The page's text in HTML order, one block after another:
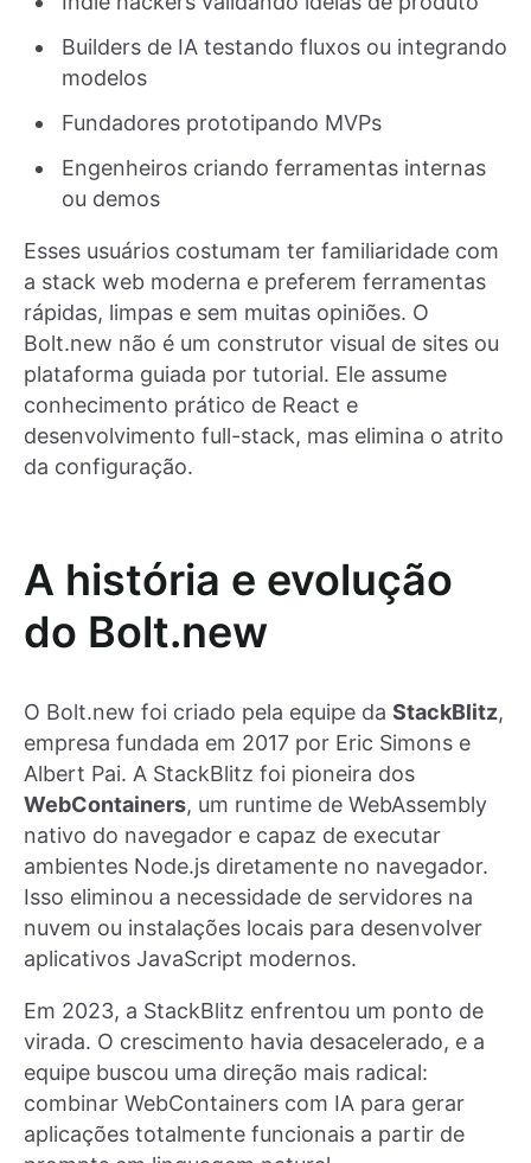
Builders de IA testando fluxos ou integrando
modelos
Fundadores prototipando MVPs
Engenheiros criando ferramentas internas
ou demos
Esses usuários costumam ter familiaridade com
a stack web moderna e preferem ferramentas
rápidas, limpas e sem muitas opiniões. O
Bolt.new não é um construtor visual de sites ou
plataforma guiada por tutorial. Ele assume
conhecimento prático de React e
desenvolvimento full-stack, mas elimina o atrito
da configuração.
A história e evolução
do Bolt.new
O Bolt.new foi criado pela equipe da StackBlitz,
empresa fundada em 2017 por Eric Simons e
Albert Pai. A StackBlitz foi pioneira dos
WebContainers, um runtime de WebAssembly
nativo do navegador e capaz de executar
ambientes Node.js diretamente no navegador.
Isso eliminou a necessidade de servidores na
nuvem ou instalações locais para desenvolver
aplicativos JavaScript modernos.
Em 2023, a StackBlitz enfrentou um ponto de
virada. O crescimento havia desacelerado, e a
equipe buscou uma direção mais radical:
combinar WebContainers com IA para gerar
aplicações totalmente funcionais a partir de